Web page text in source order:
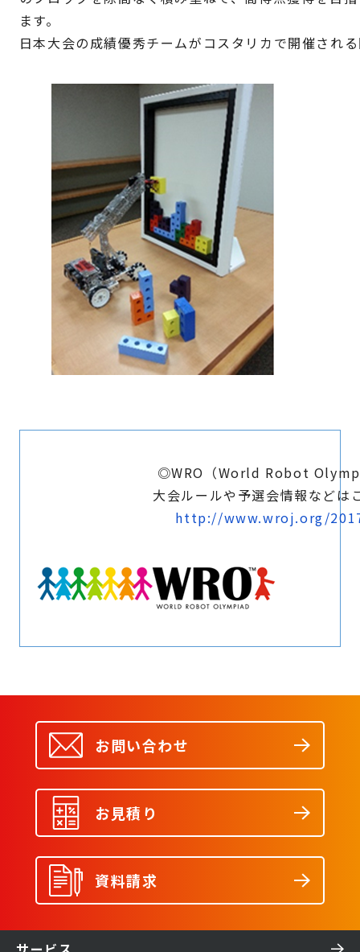
ます。
日本大会の成績優秀チームがコスタリカで開催され
◎WRO（World Robot
大会ルールや予選会情報などは
http://www.wroj.org/
お問い合わせ
お見積り
資料請求